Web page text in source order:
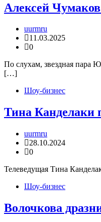
Алексей
uurmru
11.03.2025
0
По слухам, звездная пара
[…]
Шоу-бизнес
Тина Канделаки
uurmru
28.10.2024
0
Телеведущая Тина
Шоу-бизнес
Волочкова